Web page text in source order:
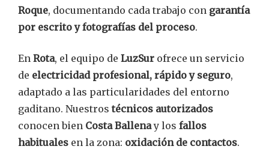
Roque, documentando cada trabajo con garantía
por escrito y fotografías del proceso.
En Rota, el equipo de LuzSur ofrece un servicio
de electricidad profesional, rápido y seguro,
adaptado a las particularidades del entorno
gaditano. Nuestrostécnicos autorizados
conocen bien Costa Ballenay los fallos
habituales en la zona: oxidación de contactos.